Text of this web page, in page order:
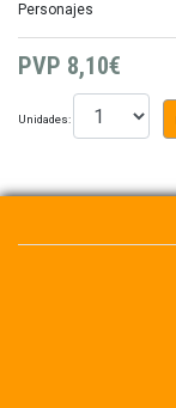
Personajes
PVP 8,10€
Unidades: